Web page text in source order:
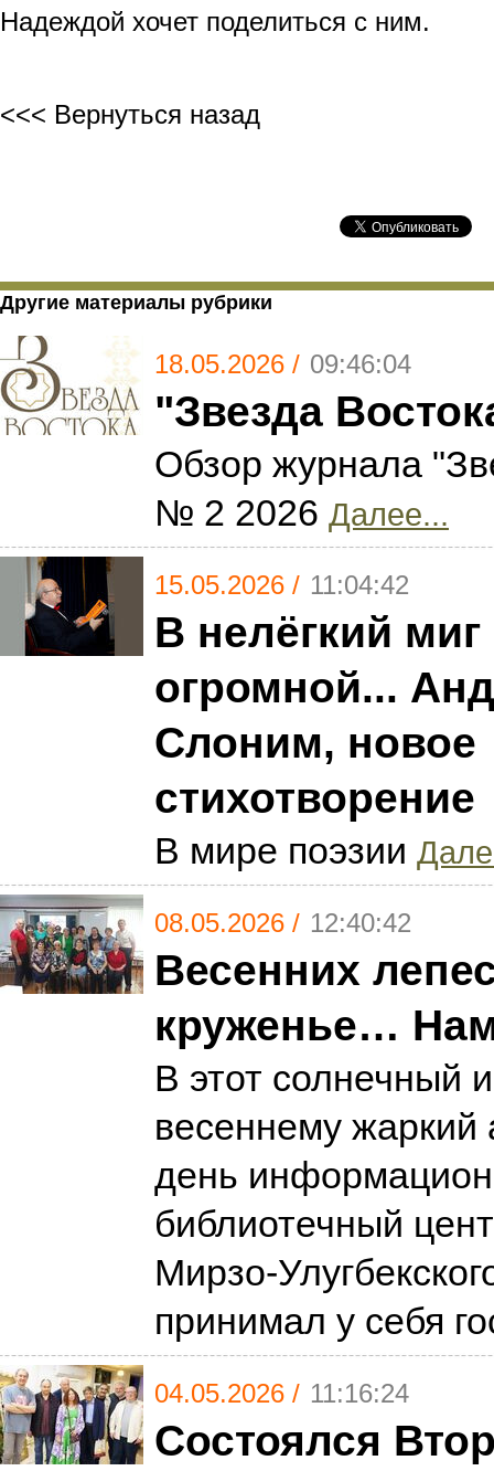
Надеждой хочет поделиться с ним.
<<< Вернуться назад
Другие материалы рубрики
18.05.2026 / 09:46:04
"Звезда
Обзор журнала
№ 2 2026 Далее...
15.05.2026 / 11:04:42
В нелёгкий миг
огромной...
Слоним, новое
стихотворение
В мире поэзии
08.05.2026 / 12:40:42
Весенних
круженье…
В этот солнечный
весеннему жаркий
день
библиотечный
Мирзо-
принимал у себя
04.05.2026 / 11:16:24
Состоялся